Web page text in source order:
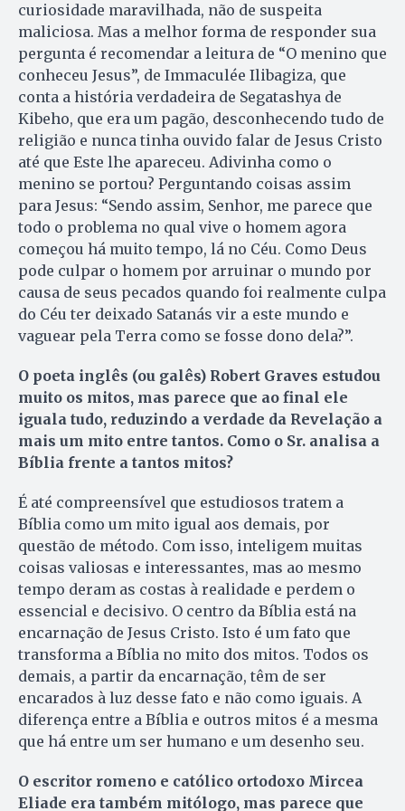
curiosidade maravilhada, não de suspeita
maliciosa. Mas a melhor forma de responder sua
pergunta é recomendar a leitura de “O menino que
conheceu Jesus”, de Immaculée Ilibagiza, que
conta a história verdadeira de Segatashya de
Kibeho, que era um pagão, desconhecendo tudo de
religião e nunca tinha ouvido falar de Jesus Cristo
até que Este lhe apareceu. Adivinha como o
menino se portou? Perguntando coi­sas assim
para Jesus: “Sendo as­sim, Senhor, me parece que
todo o pro­blema no qual vive o homem agora
começou há muito tempo, lá no Céu. Como Deus
pode culpar o ho­mem por arruinar o mundo por
causa de seus pecados quando foi re­almente culpa
do Céu ter deixado Sa­tanás vir a este mundo e
vaguear pela Terra como se fosse dono dela?”.
O poeta inglês (ou galês) Robert Graves estudou
muito os mitos, mas parece que ao final ele
iguala tudo, reduzindo a verdade da Revelação a
mais um mito entre tantos. Como o Sr. analisa a
Bíblia frente a tantos mitos?
É até compreensível que estudiosos tratem a
Bíblia como um mito igual aos demais, por
questão de método. Com isso, inteligem muitas
coisas valiosas e interessantes, mas ao mesmo
tempo deram as costas à realidade e perdem o
essencial e decisivo. O centro da Bíblia está na
encarnação de Jesus Cristo. Isto é um fato que
transforma a Bíblia no mito dos mitos. Todos os
demais, a partir da encarnação, têm de ser
encarados à luz desse fato e não como iguais. A
diferença entre a Bíblia e outros mitos é a mesma
que há entre um ser humano e um desenho seu.
O escritor romeno e católico ortodoxo Mircea
Eliade era também mitólogo, mas parece que